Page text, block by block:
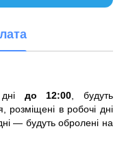
до 12:00 , будуть
в робочі дні
— будуть обролені на